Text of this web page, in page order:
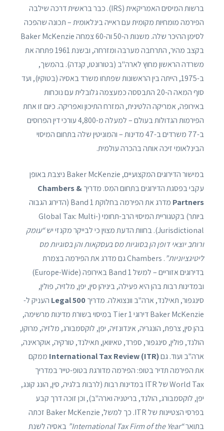
ברשות המיסים האמריקאית (IRS). כבר בראשית דרכה שילבה
הפירמה מומחיות מקומית עם ראייה בינלאומית – תכונה שהפכה
לסימן ההיכר שלה. משנות ה-50 וה-60 צמחה Baker McKenzie
בקצב מהיר, התרחבה מערבה ומזרחה, ובשנת 1961 פתחה את
משרדה הראשון מחוץ לארה"ב (בטורונטו, קנדה). בהמשך,
ב-1975, הייתה בין הראשונות שפתחו משרד באסיה (בטוקיו), ועד
סוף המאה ה-20 התבססה כמעצמה גלובלית עם נוכחות
באירופה, אמריקה הלטינית, המזרח התיכון ואפריקה. כיום זו אחת
הפירמות הגדולות בעולם – למעלה מ-4,800 עורכי דין הפרוסים
ב-77 משרדים ב-47 מדינות – והמוניטין שלה בתחום המיסוי
הבינלאומי זיכה אותה בהכרה עולמית.
במישור הדירוגים המקצועיים, Baker McKenzie ניצבת באופן
עקבי בפסגת הדירוגים בתחום המס. מדריךChambers &
Partners
מדרג את הפירמה בחלוקת Band 1 (הדירוג הגבוה
ביותר) בקטגוריית המיסוי הרב-תחומי (Global Tax: Multi-
Jurisdictional). בחוות הדעת מצוין כי לבייקר מקנזי יש
“עומק
ורוחב יוצאי דופן הן בסוגיות מס בעסקאות והן בסוגיות מס
ליטיגציוניות”
. Chambers גם מדרג את הפירמה בצמרת
בדירוגים אזוריים – למשל Band 1 באירופה (Europe-Wide)
ובמדינות רבות בהן היא פעילה, ביניהן סין, יפן, מלזיה, פולין,
סינגפור, תאילנד, ארה"ב וונצואלה. מדריךLegal 500 העניק ל-
Baker McKenzie דירוגי Tier 1 במיסוי בשורת מדינות מרשימה,
בהן סין, צרפת, הונגריה, אינדונזיה, יפן, לוקסמבורג, מלזיה, מרוקו,
הולנד, פולין, סינגפור, ספרד, טאיוואן, תאילנד, טורקיה, אוקראינה,
ארה"ב ועוד. גםInternational Tax Review (ITR) ממקם
את הפירמה תדיר בטופ: הפירמה מדורגת בטופ-טייר במדריך
World Tax של ITR במדינות רבות (לרבות בלגיה, סין, הונג קונג,
יפן, לוקסמבורג, הולנד, בריטניה וארה"ב), וכן זוכה דרך קבע
בפרסי הצטיינות של ITR. כך למשל, Baker McKenzie זכתה
בתואר“International Tax Firm of the Year”
באסיה לשנת